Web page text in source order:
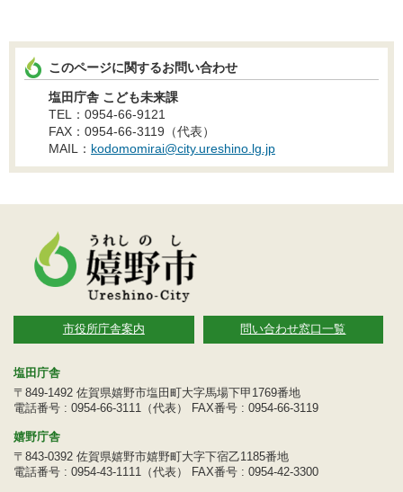
このページに関するお問い合わせ
塩田庁舎 こども未来課
TEL：0954-66-9121
FAX：0954-66-3119（代表）
MAIL： kodomomirai@city.ureshino.lg.jp
市役所庁舎案内 問い合わせ窓口一覧
塩田庁舎
〒849-1492 佐賀県嬉野市塩田町大字馬場下甲1769番地
電話番号 : 0954-66-3111（代表） FAX番号 : 0954-66-3119
嬉野庁舎
〒843-0392 佐賀県嬉野市嬉野町大字下宿乙1185番地
電話番号 : 0954-43-1111（代表） FAX番号 : 0954-42-3300